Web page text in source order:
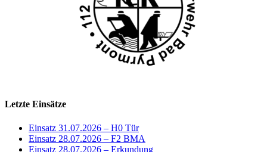
Letzte Einsätze
Einsatz 31.07.2026 – H0 Tür
Einsatz 28.07.2026 – F2 BMA
Einsatz 28.07.2026 – Erkundung